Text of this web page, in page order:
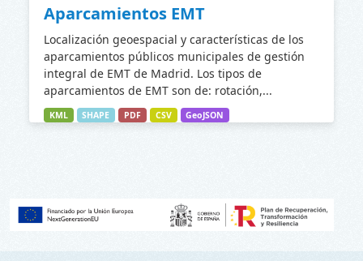
Aparcamientos EMT
Localización geoespacial y características de los
aparcamientos públicos municipales de gestión
integral de EMT de Madrid. Los tipos de
aparcamientos de EMT son de: rotación,...
KML SHAPE PDF CSV GeoJSON